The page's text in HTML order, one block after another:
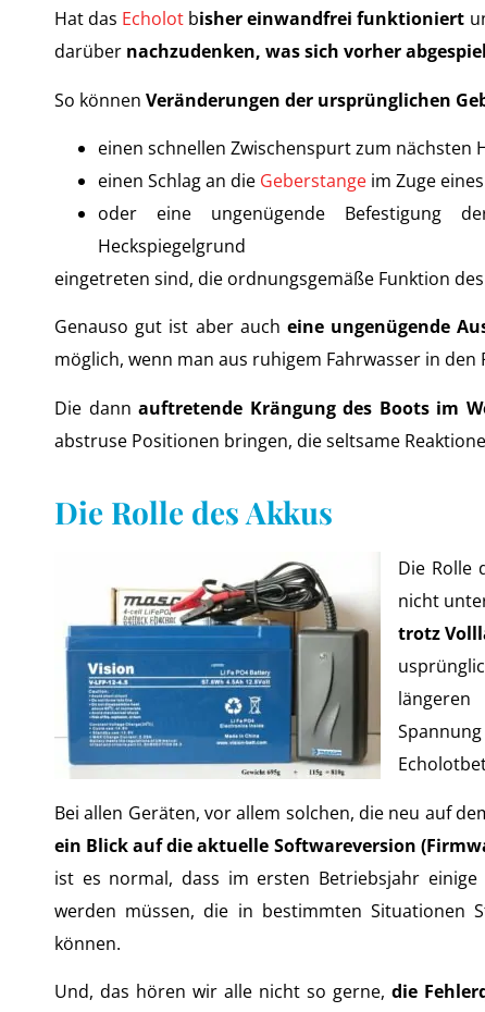
Hat das Echolot bisher einwandfrei funktioniert
darüber nachzudenken, was sich vorher
So können Veränderungen der ursprünglichen
einen schnellen Zwischenspurt zum nächsten
einen Schlag an die Geberstange im Zuge
oder eine ungenügende Befestigung
Heckspiegelgrund
eingetreten sind, die ordnungsgemäße Funktion
Genauso gut ist aber auch eine ungenügende
möglich, wenn man aus ruhigem Fahrwasser in
Die dannauftretende Krängung des Boots im
abstruse Positionen bringen, die seltsame
Die Rolle des Akkus
Die Rolle
nicht
trotz
Bei allen Geräten, vor allem solchen, die neu auf
ein Blick auf die aktuelle Softwareversion
ist es normal, dass im ersten Betriebsjahr einige
werden müssen, die in bestimmten Situationen
können.
Und, das hören wir alle nicht so gerne, die